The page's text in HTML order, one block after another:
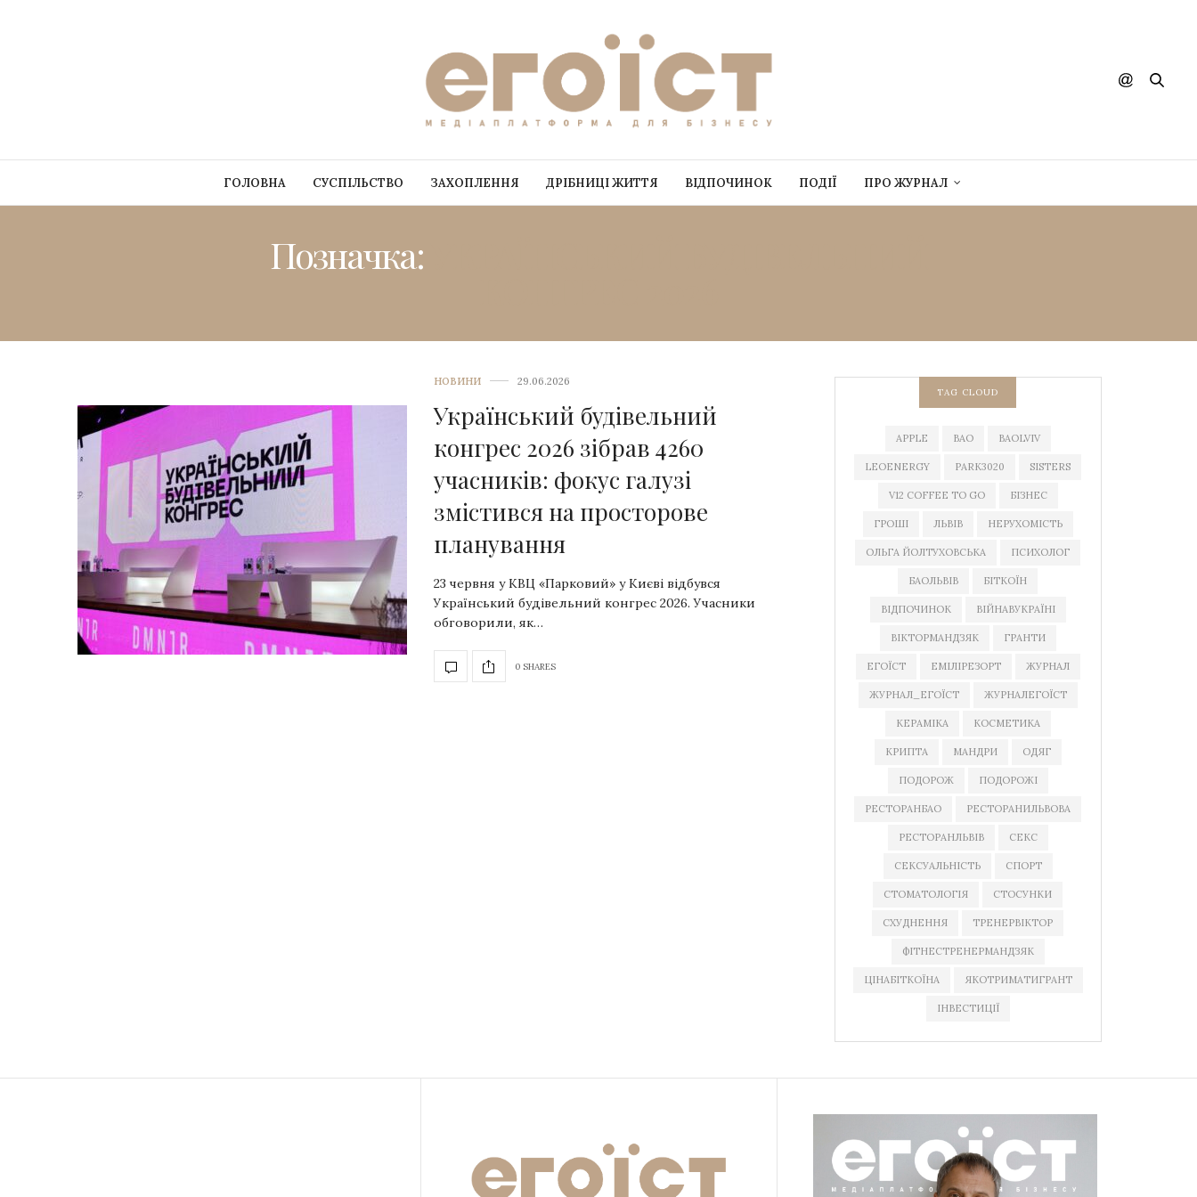
ГОЛОВНА СУСПІЛЬСТВО ЗАХОПЛЕННЯ ДРІБНИЦІ ЖИТТЯ ВІДПОЧИНОК ПОДІЇ ПРО ЖУРНАЛ
Позначка:
НОВИНИ 29.06.2026
Український будівельний
конгрес 2026 зібрав 4260
учасників: фокус галузі
змістився на просторове
планування
23 червня у КВЦ «Парковий» у Києві відбувся
Український будівельний конгрес 2026. Учасники
обговорили, як…
0 SHARES
TAG CLOUD
APPLE BAO BAOLVIV
LEOENERGY PARK3020 SISTERS
V12 COFFEE TO GO БІЗНЕС
ГРОШІ ЛЬВІВ НЕРУХОМІСТЬ
ОЛЬГА ЙОЛТУХОВСЬКА ПСИХОЛОГ
БАОЛЬВІВ БІТКОЇН
ВІДПОЧИНОК ВІЙНАВУКРАЇНІ
ВІКТОРМАНДЗЯК ГРАНТИ
ЕГОЇСТ ЕМІЛІРЕЗОРТ ЖУРНАЛ
ЖУРНАЛ_ЕГОЇСТ ЖУРНАЛЕГОЇСТ
КЕРАМІКА КОСМЕТИКА
КРИПТА МАНДРИ ОДЯГ
ПОДОРОЖ ПОДОРОЖІ
РЕСТОРАНБАО РЕСТОРАНИЛЬВОВА
РЕСТОРАНЛЬВІВ СЕКС
СЕКСУАЛЬНІСТЬ СПОРТ
СТОМАТОЛОГІЯ СТОСУНКИ
СХУДНЕННЯ ТРЕНЕРВІКТОР
ФІТНЕСТРЕНЕРМАНДЗЯК
ЦІНАБІТКОЇНА ЯКОТРИМАТИГРАНТ
ІНВЕСТИЦІЇ